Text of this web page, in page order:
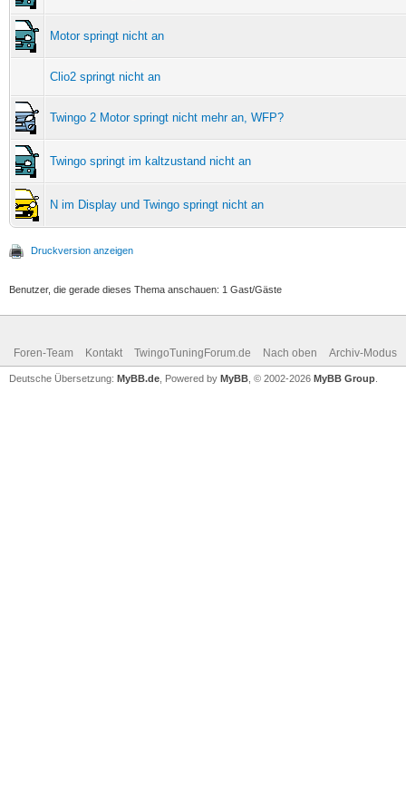
Motor springt nicht an
Clio2 springt nicht an
Twingo 2 Motor springt nicht mehr an, WFP?
Twingo springt im kaltzustand nicht an
N im Display und Twingo springt nicht an
Druckversion anzeigen
Benutzer, die gerade dieses Thema anschauen: 1 Gast/Gäste
Foren-Team Kontakt TwingoTuningForum.de Nach oben Archiv-Modus
Deutsche Übersetzung: MyBB.de , Powered by MyBB , © 2002-2026 MyBB Group